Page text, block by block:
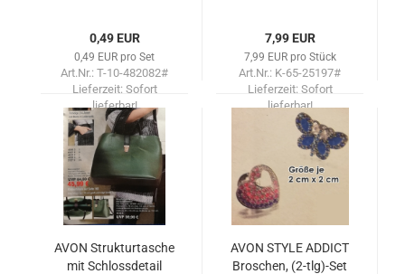
0,49 EUR
0,49 EUR pro Set
Art.Nr.: T-10-482082#
Lieferzeit: Sofort
lieferbar!
7,99 EUR
7,99 EUR pro Stück
Art.Nr.: K-65-25197#
Lieferzeit: Sofort
lieferbar!
AVON Struk­tur­ta­sche
mit Schloss­de­tail
AVON STYLE AD­DICT
Bro­schen, (2-tlg)-Set